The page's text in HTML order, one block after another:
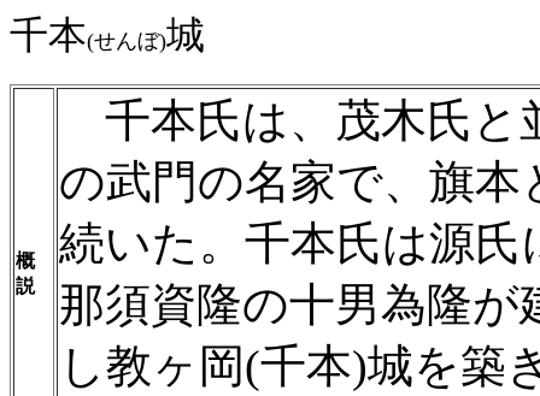
千本(せんぼ)城
概
説
千本氏は、茂木氏と
の武門の名家で、旗
続いた。千本氏は源
那須資隆の十男為隆が
し教ヶ岡(千本)城を築